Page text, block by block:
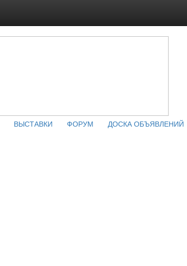
ВЫСТАВКИ ФОРУМ ДОСКА ОБЪЯВЛЕНИЙ